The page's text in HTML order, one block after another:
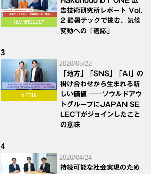
告技術研究所レポート Vol.
2 酷暑テックで挑む、気候
変動への「適応」
3
2026/05/22
「地方」「SNS」「AI」の
掛け合わせから生まれる新
しい価値 ──ソウルドアウ
トグループにJAPAN SE
LECTがジョインしたこと
の意味
4
2026/04/24
持続可能な社会実現のため